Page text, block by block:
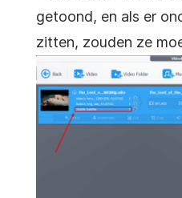
getoond, en als er
zitten, zouden ze